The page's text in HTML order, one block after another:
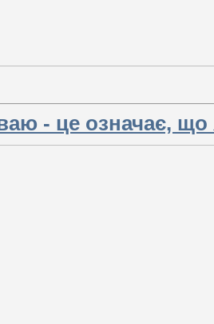
- це означає, що